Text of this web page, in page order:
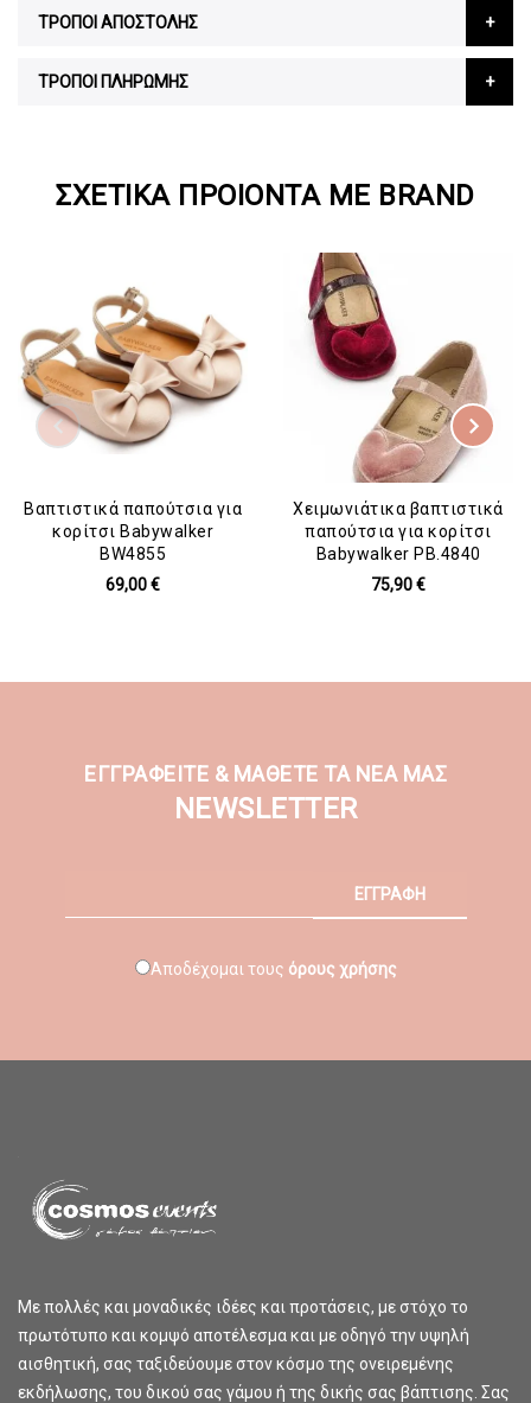
ΤΡΟΠΟΙ ΑΠΟΣΤΟΛΗΣ
ΤΡΟΠΟΙ ΠΛΗΡΩΜΗΣ
ΣΧΕΤΙΚΆ ΠΡΟΙΌΝΤΑ ΜΕ BRAND
Βαπτιστικά παπούτσια για
κορίτσι Babywalker
BW4855
69,00 €
Χειμωνιάτικα βαπτιστικά
παπούτσια για κορίτσι
Babywalker PB.4840
75,90 €
ΕΓΓΡΑΦΕΙΤΕ & ΜΑΘΕΤΕ ΤΑ ΝΕΑ ΜΑΣ
NEWSLETTER
ΕΓΓΡΑΦΗ
Αποδέχομαι τους όρους χρήσης
Με πολλές και μοναδικές ιδέες και προτάσεις, με στόχο το
πρωτότυπο και κομψό αποτέλεσμα και με οδηγό την υψηλή
αισθητική, σας ταξιδεύουμε στον κόσμο της ονειρεμένης
εκδήλωσης, του δικού σας γάμου ή της δικής σας βάπτισης. Σας